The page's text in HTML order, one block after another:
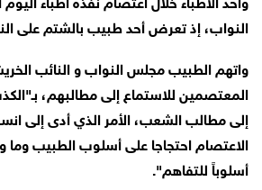
النواب، إذ تعرض أحد طبيب بالشتم على
واتهم الطبيب مجلس النواب و النائب
المعتصمين للاستماع إلى مطالبهم،
إلى مطالب الشعب، الأمر الذي أدى إلى
الاعتصام احتجاجا على أسلوب الطبيب
أسلوباً للتفاهم".